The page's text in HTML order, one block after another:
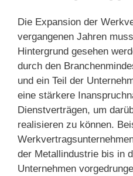
Die Expansion der
vergangenen Jahren
Hintergrund gesehen
durch den
und ein Teil der
eine stärkere
Dienstverträgen, um
realisieren zu können.
der Metallindustrie bis in
Unternehmen